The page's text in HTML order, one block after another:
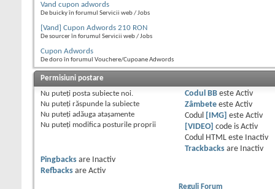
Vand cupon adwords
De buicky în forumul Servicii web / Jobs
[Vand] Cupon Adwords 210 RON
De sourcer în forumul Servicii web / Jobs
Cupon Adwords
De doro în forumul Vouchere/Cupoane Adwords
Permisiuni postare
Nu puteţi posta subiecte noi.
Nu puteţi răspunde la subiecte
Nu puteţi adăuga ataşamente
Nu puteţi modifica posturile proprii
Codul BBeste Activ
Zâmbeteeste Activ
Codul
[IMG] este Activ
[VIDEO]
code is Activ
Codul HTML este
Inactiv
Trackbacksare
Inactiv
Pingbacks are
Inactiv
Refbacks are Activ
Reguli Forum